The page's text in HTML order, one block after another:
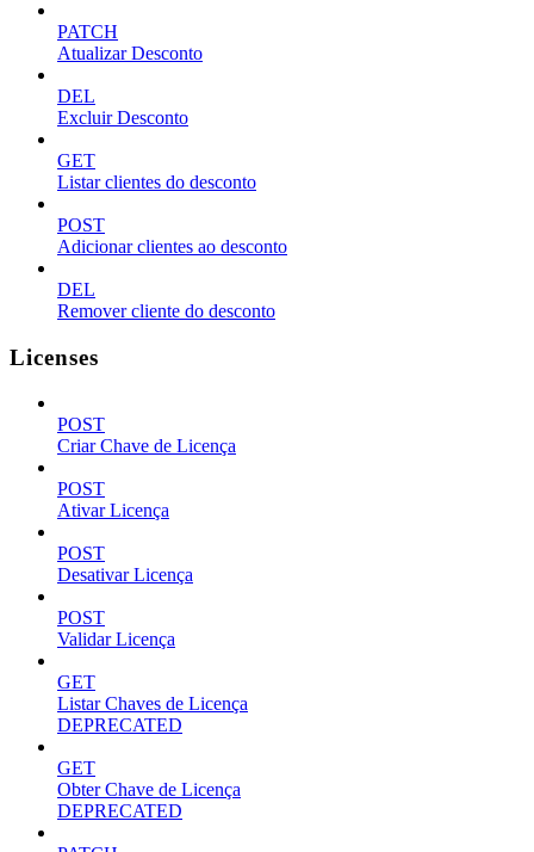
PATCH
Atualizar Desconto
DEL
Excluir Desconto
GET
Listar clientes do desconto
POST
Adicionar clientes ao desconto
DEL
Remover cliente do desconto
Licenses
POST
Criar Chave de Licença
POST
Ativar Licença
POST
Desativar Licença
POST
Validar Licença
GET
Listar Chaves de Licença
DEPRECATED
GET
Obter Chave de Licença
DEPRECATED